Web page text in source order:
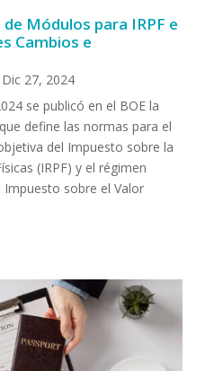
Módulos para IRPF e
Cambios e
Dic 27, 2024
se publicó en el BOE la
define las normas para el
del Impuesto sobre la
(IRPF) y el régimen
sobre el Valor